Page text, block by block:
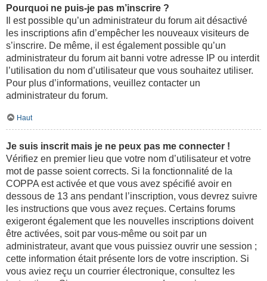
Pourquoi ne puis-je pas m’inscrire ?
Il est possible qu’un administrateur du forum ait désactivé
les inscriptions afin d’empêcher les nouveaux visiteurs de
s’inscrire. De même, il est également possible qu’un
administrateur du forum ait banni votre adresse IP ou interdit
l’utilisation du nom d’utilisateur que vous souhaitez utiliser.
Pour plus d’informations, veuillez contacter un
administrateur du forum.
Haut
Je suis inscrit mais je ne peux pas me connecter !
Vérifiez en premier lieu que votre nom d’utilisateur et votre
mot de passe soient corrects. Si la fonctionnalité de la
COPPA est activée et que vous avez spécifié avoir en
dessous de 13 ans pendant l’inscription, vous devrez suivre
les instructions que vous avez reçues. Certains forums
exigeront également que les nouvelles inscriptions doivent
être activées, soit par vous-même ou soit par un
administrateur, avant que vous puissiez ouvrir une session ;
cette information était présente lors de votre inscription. Si
vous aviez reçu un courrier électronique, consultez les